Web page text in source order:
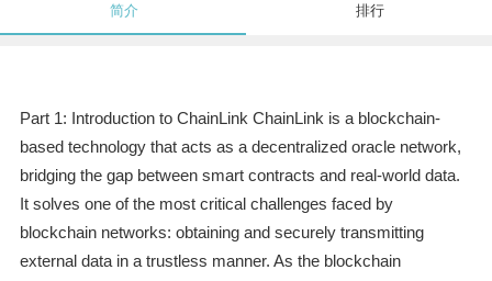
简介 排行
Part 1: Introduction to ChainLink ChainLink is a blockchain-
based technology that acts as a decentralized oracle network,
bridging the gap between smart contracts and real-world data.
It solves one of the most critical challenges faced by
blockchain networks: obtaining and securely transmitting
external data in a trustless manner. As the blockchain